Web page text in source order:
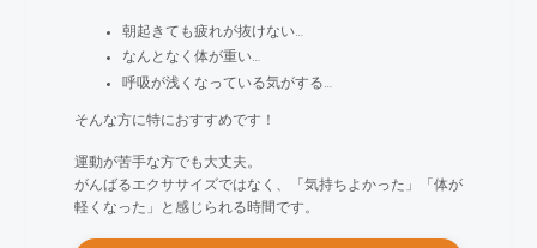
朝起きても疲れが抜けない…
なんとなく体が重い…
呼吸が浅くなっている気がする…
そんな方に特におすすめです！
運動が苦手な方でも大丈夫。
がんばるエクササイズではなく、「気持ちよかった」「体が
軽くなった」と感じられる時間です。